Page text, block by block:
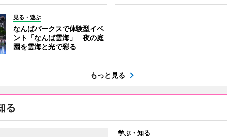
見る・遊ぶ
なんばパークスで体験型イベ
ント「なんば雲海」 夜の庭
園を雲海と光で彩る
もっと見る
る
学ぶ・知る